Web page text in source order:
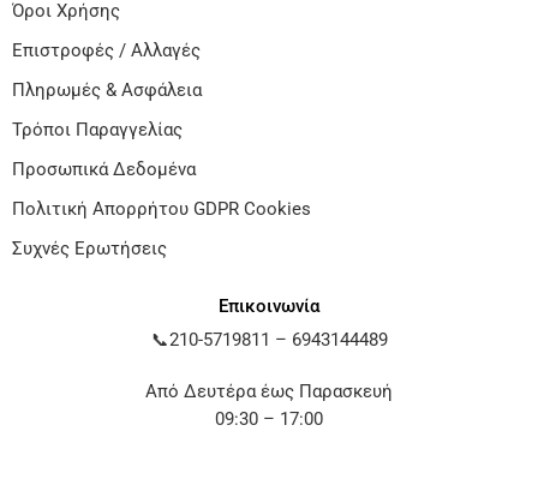
Όροι Χρήσης
Επιστροφές / Αλλαγές
Πληρωμές & Ασφάλεια
Τρόποι Παραγγελίας
Προσωπικά Δεδομένα
Πολιτική Απορρήτου GDPR Cookies
Συχνές Ερωτήσεις
Επικοινωνία
📞210-5719811 – 6943144489
Από Δευτέρα έως Παρασκευή
09:30 – 17:00